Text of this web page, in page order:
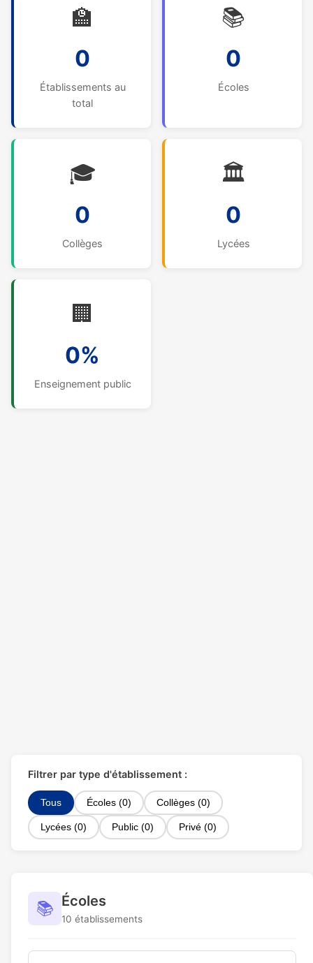
🏫
0
Établissements au
total
📚
0
Écoles
🎓
0
Collèges
🏛️
0
Lycées
🏢
0%
Enseignement public
Filtrer par type d'établissement :
Tous Écoles (0) Collèges (0)
Lycées (0) Public (0) Privé (0)
📚 Écoles
10 établissements